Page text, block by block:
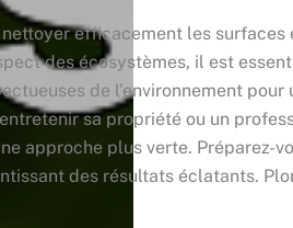
efficacement les
des écosystèmes, il est
de l’environnement
sa propriété ou un
approche plus verte. Préparez-
des résultats éclatants.